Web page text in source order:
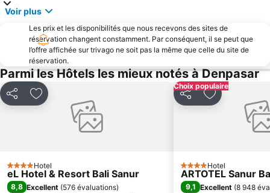
Karma Beach Bali
Geger Sawangan
Lembongan
Blue Point-Suluban
Nyang-Nyang
Jalan Legian
Poppies Lane 2
Matahari Kuta Square
Dive Indonesia
Rafting am Ayung River by Bali Adventure Tours
Bali Spirit Festival
Bali Treetop Adventure Park
Sanur Village Festival
Centre Commercial Discovery Shopping Mall
Bali Safari & Marine Park
Taman Gili
Bias Tugel Beach
Voir plus
Les prix et les disponibilités que nous recevons des sites de
réservation changent constamment. Par conséquent, il se peut que
l’offre affichée sur trivago ne soit pas la même que celle du site de
réservation.
Parmi les Hôtels les mieux notés à Denpasar
PartagerAjouter à mes favoris
4 ÉtoilesHotel
eL Hotel & Resort Bali Sanur
8,8 Excellent (576 évaluations)
Choix populaire
PartagerAjouter à
4 ÉtoilesHotel
ARTOTEL Sanur
9,1 Excellent (8 948